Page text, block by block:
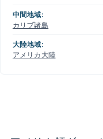
中間地域:
カリブ諸島
大陸地域:
アメリカ大陸